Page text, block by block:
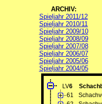
ARCHIV:
Spieljahr 2011/12
Spieljahr 2010/11
Spieljahr 2009/10
Spieljahr 2008/09
Spieljahr 2007/08
Spieljahr 2006/07
Spieljahr 2005/06
Spieljahr 2004/05
LV6
61